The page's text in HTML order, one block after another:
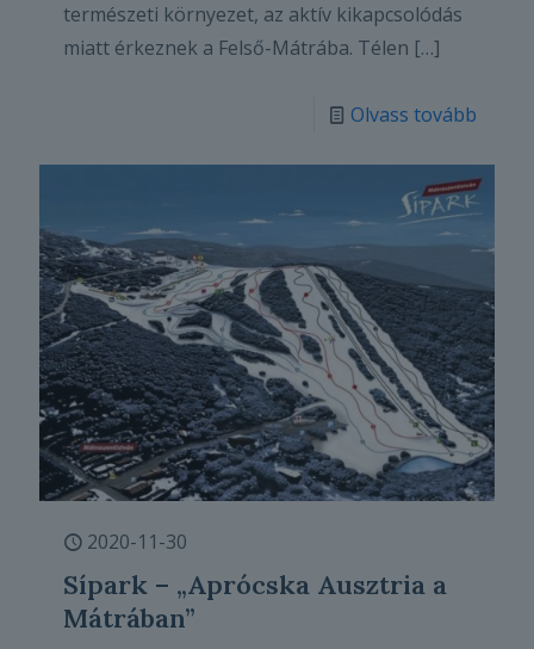
természeti környezet, az aktív kikapcsolódás
miatt érkeznek a Felső-Mátrába. Télen […]
Olvass tovább
2020-11-30
Sípark – „Aprócska Ausztria a
Mátrában”